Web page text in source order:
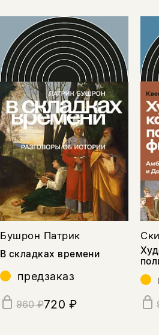
Бушрон Патрик
В складках времени
предзаказ
960 ₽720 ₽